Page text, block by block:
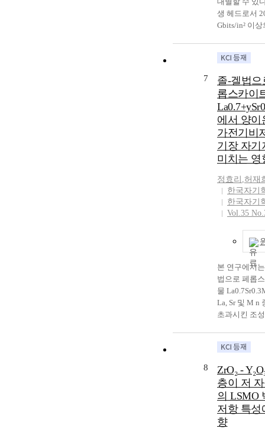
자기 이방성
로 알려져 있
합성하는 것
고되고 있다.
La계 M형 페
상반응법으
조하는 것이
으로 자기특
에 머물러 있
고 있다.
0 K에서의 포
Sr계 및 Ba계
비해서 약 10
온에서 더 높
면 높은 잔류
수 있을 것으
구에서는 Na
M형 페라이
환량 변화에
논의하고자
가되는 형상
및 방향을 적
메모리 셀을
소시킬 수 있
저항 메모리
이크론 범위
는 스위칭 자
해결하는 데
사료된다.
Å)/Cu(60 Å)/
thin films
memory
process and
switching
characterized
cell size and
㎃ of constant
applied to the
tens of ㎷ of
measured
external
an adequate
the
competitive
increase in
thresholds of
cells, a new
controlled
suggested
simple
energies of
생 헤드로서
Gbits/in² 이
응용될 고감
메모리
재료를 사용
은 이미 개발
AMR재료인
3~20배 이상
고 사용 온도
및 열적안정
경우에는 16
품이 발표되
량의 MRAM
행중이다.
GMR자기센
로 이미 상업
며 자기디스
조만간 응용
등 매우 빠른
구가 진행되고
현상의 발견
를 마련하였
동현상이 연
운 미래기술
을 알리고 있
자와 전자공
이라면
에서는 스핀
7
졸-겔법으
롭스카이
에서 양이
가전기비
기장 자기
미치는 영
정효리 ,허재
한국자기
한국자기
Vol.35
본 연구에서
법으로 페롭
물
La, Sr 및 M n
초과시킨 조성
을 합성하여
저항 특성에
하였다. X선
La, Sr의 초과
한 이차상이
인 페롭스카
8
ZrO₂ -
층이 저
의 LSMO
저항 특성
향